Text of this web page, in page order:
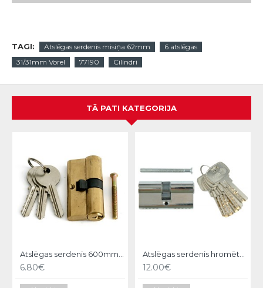
TAGI: Atslēgas serdenis misiņa 62mm
6 atslēgas
31/31mm Vorel
77190 Cilindri
TĀ PATI KATEGORIJA
Atslēgas serdenis 600mm Strend pro
6.80€
Atslēgas serdenis hromēts 62mm,6 atslēgas,31/31mm Vorel
12.00€